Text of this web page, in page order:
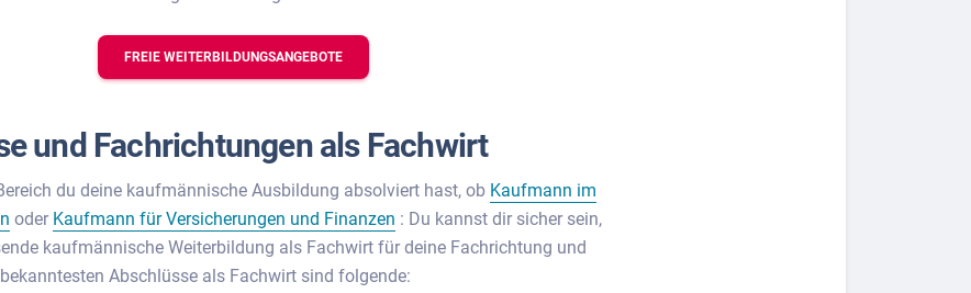
FREIE WEITERBILDUNGSANGEBOTE
und Fachrichtungen als Fachwirt
du deine kaufmännische Ausbildung absolviert hast, ob Kaufmann im
oder Kaufmann für Versicherungen und Finanzen : Du kannst dir sicher sein,
kaufmännische Weiterbildung als Fachwirt für deine Fachrichtung und
Abschlüsse als Fachwirt sind folgende: